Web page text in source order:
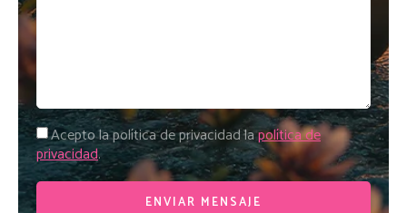
Acepto la política de privacidad lapolítica de
privacidad.
ENVIAR MENSAJE